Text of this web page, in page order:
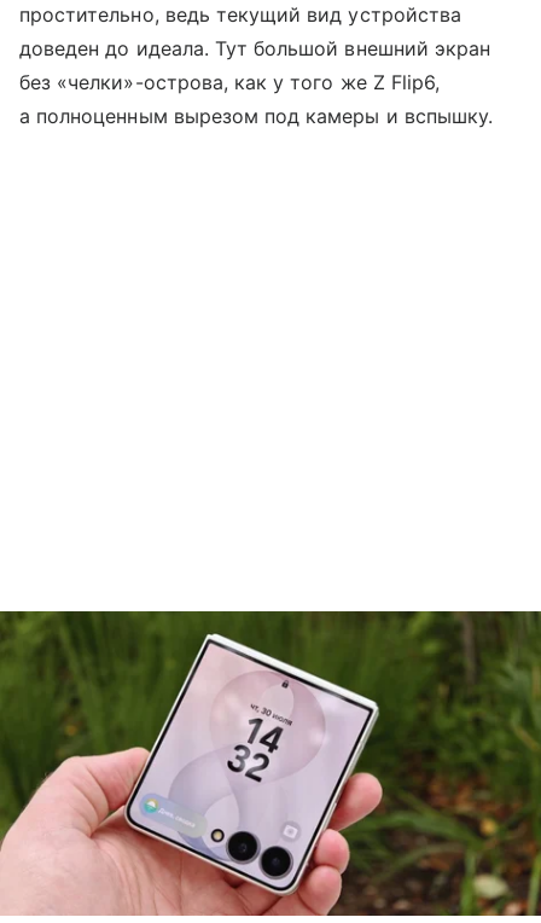
простительно, ведь текущий вид устройства
доведен до идеала. Тут большой внешний экран
без «челки»-острова, как у того же Z Flip6,
а полноценным вырезом под камеры и вспышку.